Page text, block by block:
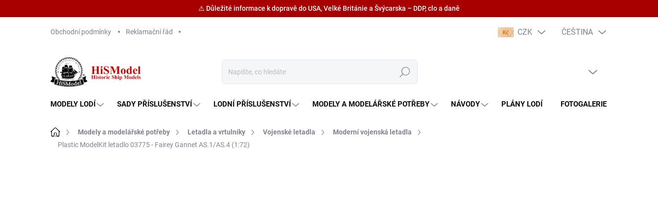
Obchodní podmínky Reklamační řád CZK ČEŠTINA
Hledat
MODELY LODÍ SADY PŘÍSLUŠENSTVÍ LODNÍ PŘÍSLUŠENSTVÍ MODELY A MODELÁŘSKÉ POTŘEBY NÁVODY PLÁNY LODÍ FOTOGALERIE
Domů Modely a modelářské potřeby Letadla a vrtulníky Vojenské letadla
Moderní vojenská letadla
Plastic ModelKit letadlo 03775 - Fairey Gannet AS.1/AS.4 (1:72)
⚠️ Důležité informace k dopravě do USA, Velké Británie a Švýcarska – DDP, clo a daně